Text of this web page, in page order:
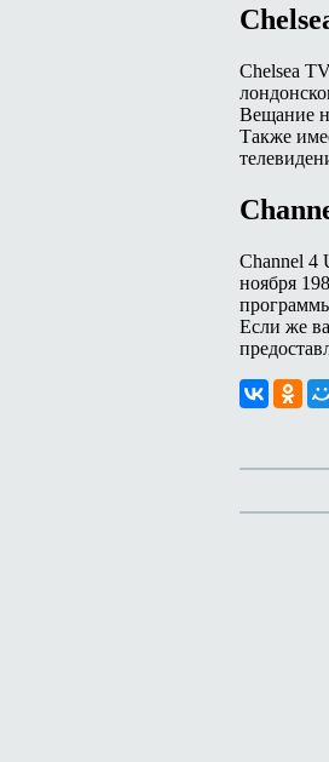
Chelsea
Вещание
Также
Channel 4
ноября
Если же